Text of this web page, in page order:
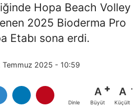
Hopa Beach Volley
2025 Bioderma Pro
Etabı sona erdi.
Temmuz 2025 - 10:59
Dinle
A
Büyüt
A
Küçült